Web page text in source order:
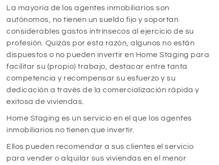
La mayoría de los agentes inmobiliarios son
autónomos, no tienen un sueldo fijo y soportan
considerables gastos intrínsecos al ejercicio de su
profesión. Quizás por esta razón, algunos no están
dispuestos o no pueden invertir en Home Staging para
facilitar su (propio) trabajo, destacar entre tanta
competencia y recompensar su esfuerzo y su
dedicación a través de la comercialización rápida y
exitosa de viviendas.
Home Staging es un servicio en el que los agentes
inmobiliarios no tienen que invertir.
Ellos pueden recomendar a sus clientes el servicio
para vender o alquilar sus viviendas en el menor